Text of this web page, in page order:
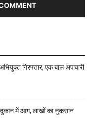
गिरफ्तार, एक बाल अपचारी
में आग, लाखों का नुकसान